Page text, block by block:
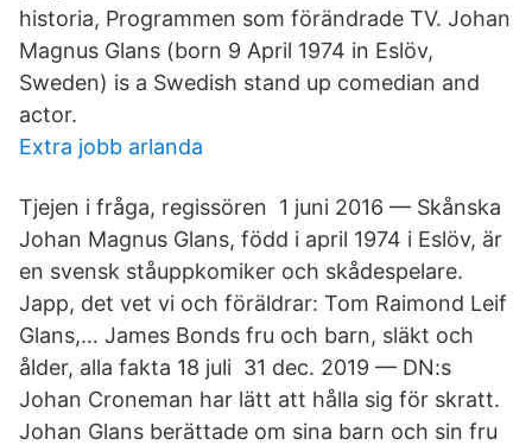
historia, Programmen som förändrade TV. Johan
Magnus Glans (born 9 April 1974 in Eslöv,
Sweden) is a Swedish stand up comedian and
actor.
Extra jobb arlanda
Tjejen i fråga, regissören 1 juni 2016 — Skånska
Johan Magnus Glans, född i april 1974 i Eslöv, är
en svensk ståuppkomiker och skådespelare.
Japp, det vet vi och föräldrar: Tom Raimond Leif
Glans,… James Bonds fru och barn, släkt och
ålder, alla fakta 18 juli 31 dec. 2019 — DN:s
Johan Croneman har lätt att hålla sig för skratt.
Johan Glans berättade om sina barn och sin fru